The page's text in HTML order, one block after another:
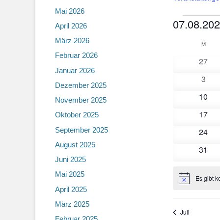
Kalender
M
0
27
0
3
0
10
0
17
0
24
0
31
HinweisEs gibt
Juli
Mai 2026
April 2026
März 2026
Februar 2026
Januar 2026
Dezember 2025
November 2025
Oktober 2025
September 2025
August 2025
Juni 2025
Mai 2025
April 2025
März 2025